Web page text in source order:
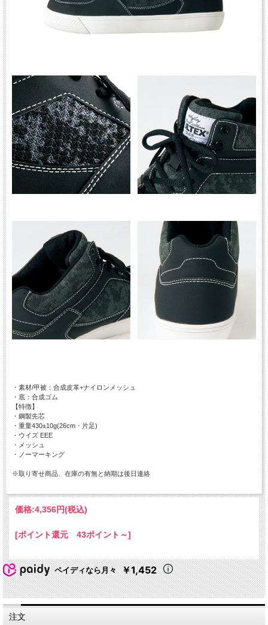
・素材/甲被：合成皮革+ナイロンメッシュ
・底：合成ゴム
【特徴】
・鋼製先芯
・重量430±10g(26cm・片足)
・ウイズ EEE
・メッシュ
・ノーマーキング
※取り寄せ商品、在庫の有無と納期は後日連絡
価格:4,356円(税込)
[ポイント還元 43ポイント～]
ペイディなら月々 ￥1,452
注文